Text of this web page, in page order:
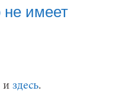
не имеет
и здесь.